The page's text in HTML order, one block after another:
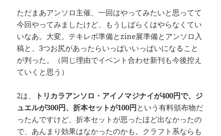
ただまあアンソロ主催、一回はやってみたいと思ってて
今回やってみましたけど、もうしばらくはやらなくてい
いなあ。大変。テキレボ準備とzine展準備とアンソロ入
稿と、3つお尻があったらいっぱいいっぱいになること
が判った。（同じ理由でイベント合わせ新刊も今後控え
ていくと思う）
2は、
トリカラアンソロ・アイノマジナイが400円で、ジ
ュエルが300円、折本セットが100円という有料頒布物だ
ったんですけど、折本セットが思ったほど出なかったの
で、あんまり効果はなかったのかも。クラフト系ならも